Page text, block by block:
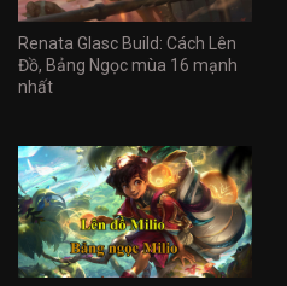
Renata Glasc Build: Cách Lên
Đồ, Bảng Ngọc mùa 16 mạnh
nhất